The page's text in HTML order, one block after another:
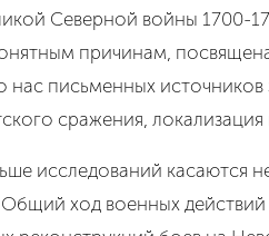
Северной войны 1700-
причинам,
нас письменных
сражения,
исследований касаются
ход военных действий